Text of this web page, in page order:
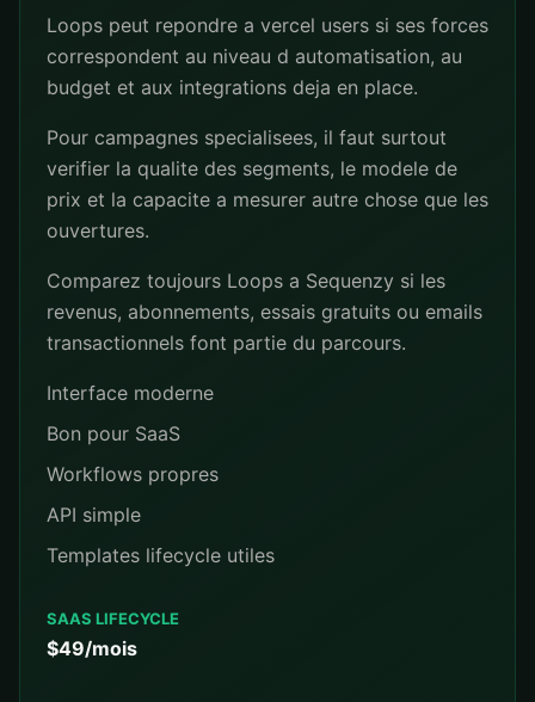
Loops peut repondre a vercel users si ses forces
correspondent au niveau d automatisation, au
budget et aux integrations deja en place.
Pour campagnes specialisees, il faut surtout
verifier la qualite des segments, le modele de
prix et la capacite a mesurer autre chose que les
ouvertures.
Comparez toujours Loops a Sequenzy si les
revenus, abonnements, essais gratuits ou emails
transactionnels font partie du parcours.
Interface moderne
Bon pour SaaS
Workflows propres
API simple
Templates lifecycle utiles
SAAS LIFECYCLE
$49/mois